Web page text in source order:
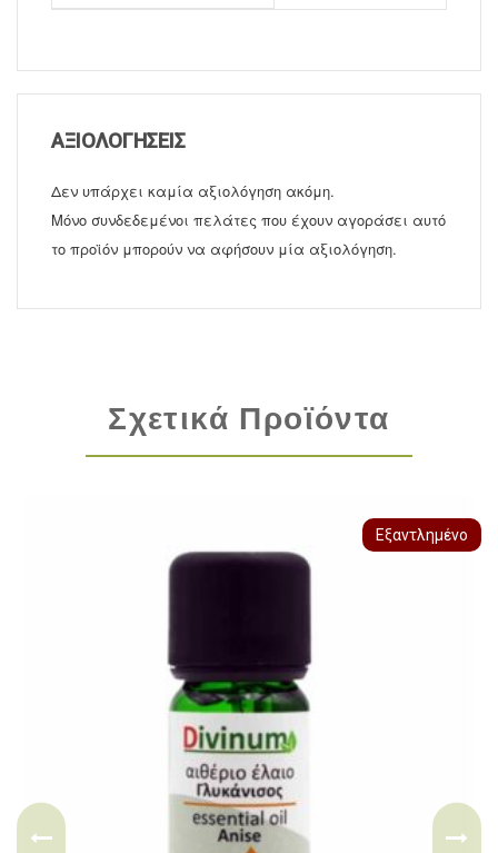
ΑΞΙΟΛΟΓΉΣΕΙΣ
Δεν υπάρχει καμία αξιολόγηση ακόμη.
Μόνο συνδεδεμένοι πελάτες που έχουν αγοράσει αυτό
το προϊόν μπορούν να αφήσουν μία αξιολόγηση.
Σχετικά Προϊόντα
Εξαντλημένο